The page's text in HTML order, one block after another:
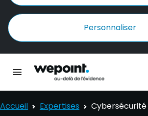
Personnaliser
Ouvrir la navigation principale
Accueil Expertises Cybersécurité